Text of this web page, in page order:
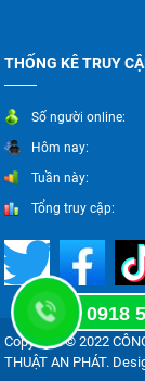
THỐNG KÊ TRUY
Số người online:
Hôm nay:
Tuần này:
Tổng truy cập:
Copyright © 2022
THUẬT AN PHÁT.
0918